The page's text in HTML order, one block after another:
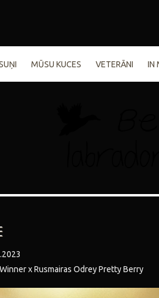
MŪSU KUCES VETERĀNI IN
x Rusmairas Odrey Pretty Berry